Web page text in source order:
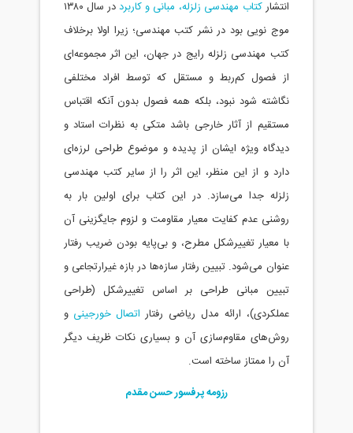
کتاب مهندسی زلزله، مبانی و کاربرد
در سال ۱۳۸۰
موج نویی بود در نشر کتب مهندسی؛ زیرا اولا برخلاف
کتب مهندسی زلزله رایج در جهان، این اثر مجموعه‌ای
از فصول کم‌ربط و مستقل که توسط افراد مختلفی
نگاشته شود نبود، بلکه همه فصول بدون آنکه اقتباس
مستقیم از آثار خارجی باشد متکی به نظرات استاد و
دیدگاه ویژه ایشان از پدیده و موضوع طراحی لرزه‌ای
دارد و از این منظر، این اثر را از سایر کتب مهندسی
زلزله جدا می‌سازد. در این کتاب برای اولین بار به
روشنی عدم کفایت معیار مقاومت و لزوم جایگزینی آن
با معیار تغییرشکل مطرح، و بی‌پایه بودن ضریب رفتار
عنوان می‌شود. تبیین رفتار سازه‌ها در بازه غیرارتجاعی و
تبیین مبانی طراحی بر اساس تغییرشکل (طراحی
عملکردی)، ارائه مدل ریاضی رفتاراتصال خورجینیو
روش‌های مقاوم‌سازی آن و بسیاری نکات ظریف دیگر
آن را ممتاز ساخته است.
رزومه پرفسور حسن مقدم